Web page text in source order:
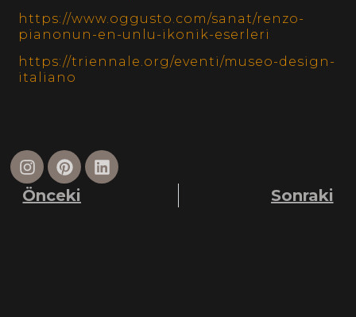
https://www.oggusto.com/sanat/renzo-
pianonun-en-unlu-ikonik-eserleri
https://triennale.org/eventi/museo-design-
italiano
Önceki Sonraki